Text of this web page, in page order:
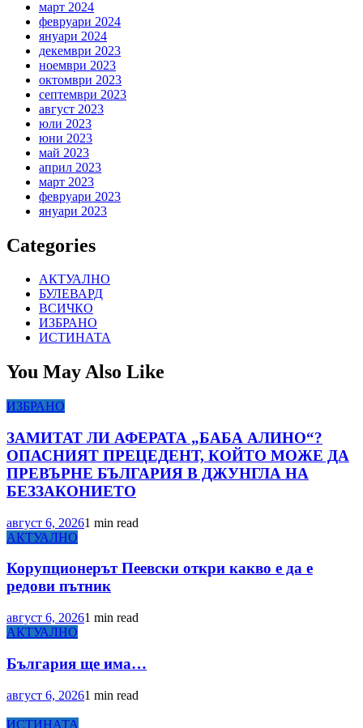
март 2024
февруари 2024
януари 2024
декември 2023
ноември 2023
октомври 2023
септември 2023
август 2023
юли 2023
юни 2023
май 2023
април 2023
март 2023
февруари 2023
януари 2023
Categories
АКТУАЛНО
БУЛЕВАРД
ВСИЧКО
ИЗБРАНО
ИСТИНАТА
You May Also Like
ИЗБРАНО
ЗАМИТАТ ЛИ АФЕРАТА „БАБА АЛИНО“?
ОПАСНИЯТ ПРЕЦЕДЕНТ, КОЙТО МОЖЕ ДА
ПРЕВЪРНЕ БЪЛГАРИЯ В ДЖУНГЛА НА
БЕЗЗАКОНИЕТО
август 6, 20261 min read
АКТУАЛНО
Корупционерът Пеевски откри какво е да е
редови пътник
август 6, 20261 min read
АКТУАЛНО
България ще има…
август 6, 20261 min read
ИСТИНАТА